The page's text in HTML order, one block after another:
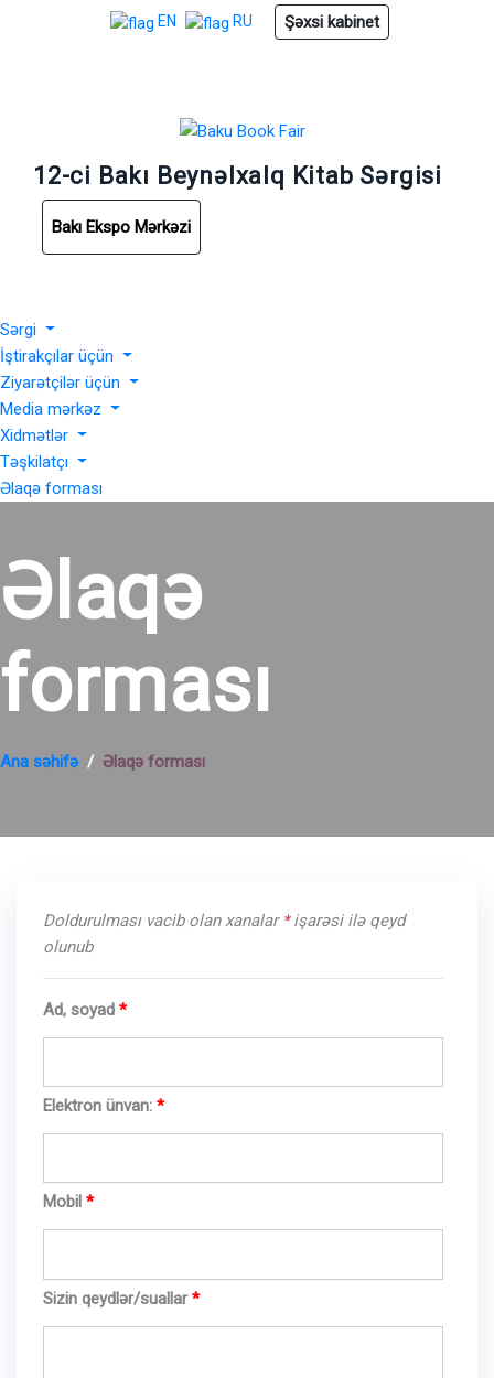
EN RU Şəxsi kabinet
12-ci Bakı Beynəlxalq Kitab Sərgisi
Bakı Ekspo Mərkəzi
Sərgi
İştirakçılar üçün
Ziyarətçilər üçün
Media mərkəz
Xidmətlər
Təşkilatçı
Əlaqə forması
Əlaqə
forması
Ana səhifə Əlaqə forması
Doldurulması vacib olan xanalar *işarəsi ilə qeyd
olunub
Ad, soyad
Elektron ünvan:
Mobil
Sizin qeydlər/suallar